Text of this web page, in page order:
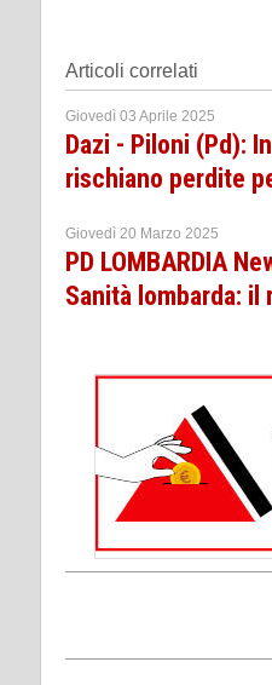
Articoli correlati
Giovedì 03 Aprile 2025
Dazi - Piloni (Pd):
rischiano perdite
Giovedì 20 Marzo 2025
PD LOMBARDIA
Sanità lombarda: il